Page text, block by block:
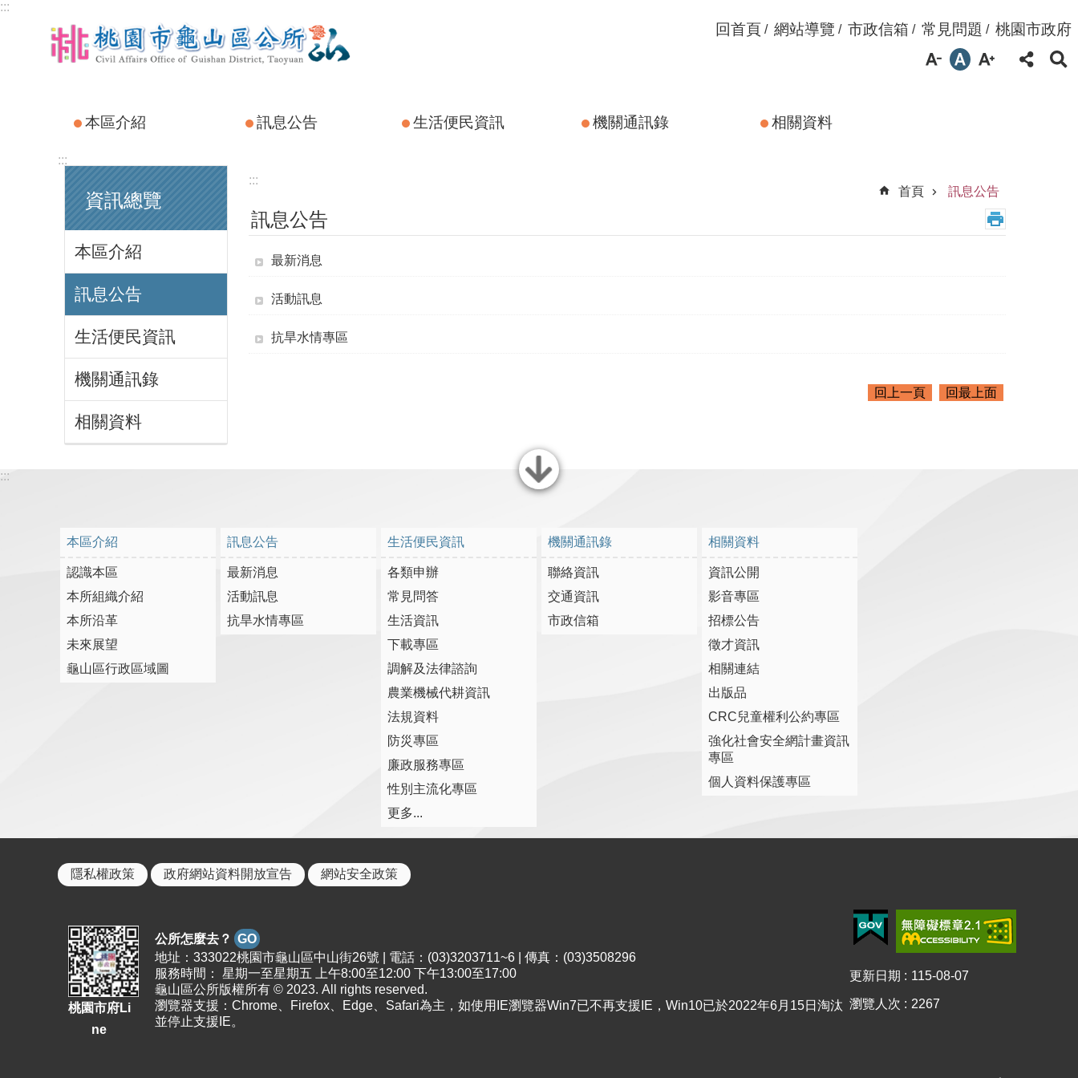
跳到主要內容區塊
:::
回首頁 網站導覽 市政信箱 常見問題 桃園市政府
本區介紹 訊息公告 生活便民資訊 機關通訊錄 相關資料
:::
資訊總覽
本區介紹
訊息公告
生活便民資訊
機關通訊錄
相關資料
:::
首頁
訊息公告
訊息公告
最新消息
活動訊息
抗旱水情專區
回上一頁 回最上面
關閉
:::
本區介紹
認識本區
本所組織介紹
本所沿革
未來展望
龜山區行政區域圖
訊息公告
最新消息
活動訊息
抗旱水情專區
生活便民資訊
各類申辦
常見問答
生活資訊
下載專區
調解及法律諮詢
農業機械代耕資訊
法規資料
防災專區
廉政服務專區
性別主流化專區
更多...
機關通訊錄
聯絡資訊
交通資訊
市政信箱
相關資料
資訊公開
影音專區
招標公告
徵才資訊
相關連結
出版品
CRC兒童權利公約專區
強化社會安全網計畫資訊
專區
個人資料保護專區
隱私權政策 政府網站資料開放宣告 網站安全政策
桃園市府Li
ne
公所怎麼去？ GO
地址：333022桃園市龜山區中山街26號 | 電話：(03)3203711~6 | 傳真：(03)3508296
服務時間： 星期一至星期五 上午8:00至12:00 下午13:00至17:00
龜山區公所版權所有 © 2023. All rights reserved.
瀏覽器支援：Chrome、Firefox、Edge、Safari為主，如使用IE瀏覽器Win7已不再支援IE，Win10已於2022年6月15日淘汰
並停止支援IE。
更新日期 115-08-07
瀏覽人次 2267